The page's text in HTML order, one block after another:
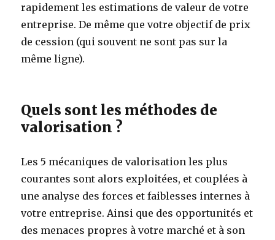
rapidement les estimations de valeur de votre
entreprise. De même que votre objectif de prix
de cession (qui souvent ne sont pas sur la
même ligne).
Quels sont les méthodes de
valorisation ?
Les 5 mécaniques de valorisation les plus
courantes sont alors exploitées, et couplées à
une analyse des forces et faiblesses internes à
votre entreprise. Ainsi que des opportunités et
des menaces propres à votre marché et à son